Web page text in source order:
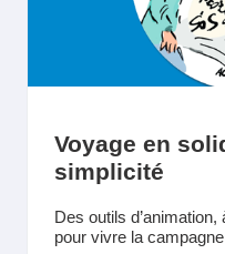
Voyage en
simplicité
Des outils
pour vivre la